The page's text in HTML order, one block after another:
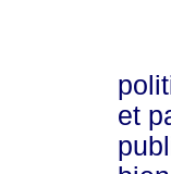
et